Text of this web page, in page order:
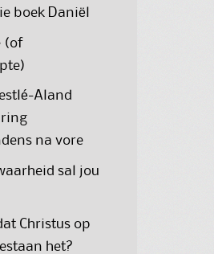
boek Daniël
(of
Aland
na vore
sal jou
Christus op
het?